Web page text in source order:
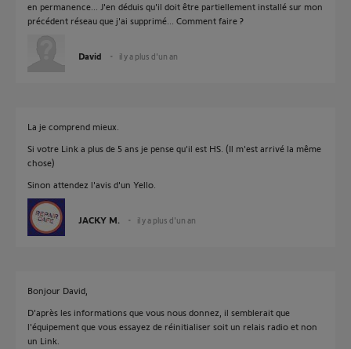
en permanence... J'en déduis qu'il doit être partiellement installé sur mon
précédent réseau que j'ai supprimé... Comment faire ?
David il y a plus d'un an
La je comprend mieux.
Si votre Link a plus de 5 ans je pense qu'il est HS. (Il m'est arrivé la même
chose)
Sinon attendez l'avis d'un Yello.
JACKY M. il y a plus d'un an
Bonjour David,
D'après les informations que vous nous donnez, il semblerait que
l'équipement que vous essayez de réinitialiser soit un relais radio et non
un Link.